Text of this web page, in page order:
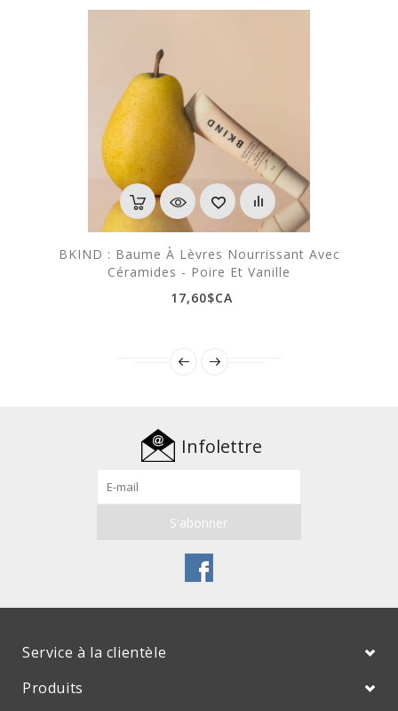
BKIND : Baume À Lèvres Nourrissant Avec
Céramides - Poire Et Vanille
17,60$CA
Infolettre
Service à la clientèle
Produits